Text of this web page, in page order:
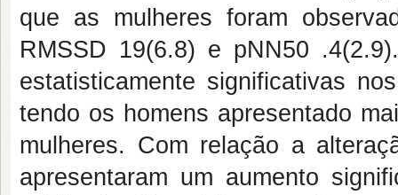
que as mulheres foram
RMSSD 19(6.8) e pNN50
estatisticamente significativas
tendo os homens apresentado
mulheres. Com relação a
apresentaram um aumento